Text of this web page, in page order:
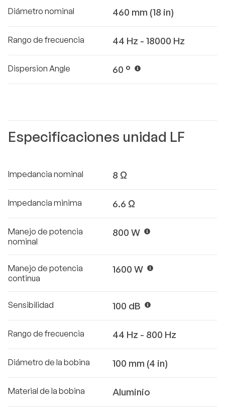
Diámetro nominal 460 mm (18 in)
Rango de frecuencia 44 Hz - 18000 Hz
Dispersion Angle 60 °
Especificaciones unidad LF
Impedancia nominal 8 Ω
Impedancia minima 6.6 Ω
Manejo de potencia
nominal
800 W
Manejo de potencia
continua
1600 W
Sensibilidad 100 dB
Rango de frecuencia 44 Hz - 800 Hz
Diámetro de la bobina 100 mm (4 in)
Material de la bobina Aluminio